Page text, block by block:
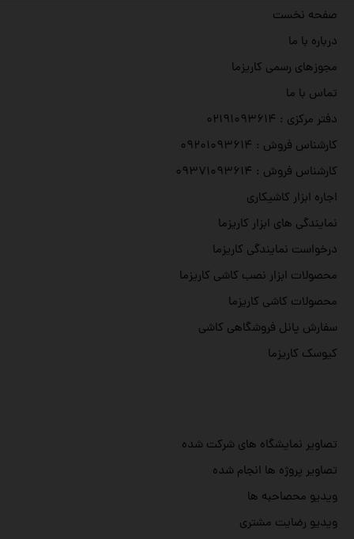
تصاویر نمایشگاه های شرکت شده
تصاویر پروژه ها انجام شده
ویدیو محصاحبه ها
ویدیو رضایت مشتری
صفحه نخست
درباره با ما
مجوزهای رسمی کاریزما
تماس با ما
دفتر مرکزی : ۰۲۱۹۱۰۹۳۶۱۴
کارشناس فروش : ۰۹۲۰۱۰۹۳۶۱۴
کارشناس فروش : ۰۹۳۷۱۰۹۳۶۱۴
اجاره ابزار کاشیکاری
نمایندگی های ابزار کاریزما
درخواست نمایندگی کاریزما
محصولات ابزار نصب کاشی کاریزما
محصولات کاشی کاریزما
سفارش پانل فروشگاهی کاشی
کیوسک کاریزما